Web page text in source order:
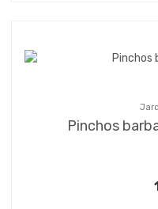
Pinchos